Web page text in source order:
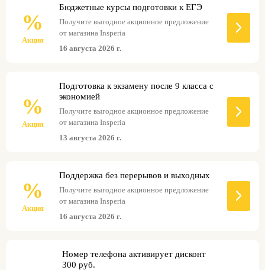
%
Акция
Бюджетные курсы подготовки к ЕГЭ
Получите выгодное акционное предложение
от магазина Insperia
16 августа 2026 г.
%
Акция
Подготовка к экзамену после 9 класса с
экономией
Получите выгодное акционное предложение
от магазина Insperia
13 августа 2026 г.
%
Акция
Поддержка без перерывов и выходных
Получите выгодное акционное предложение
от магазина Insperia
16 августа 2026 г.
Номер телефона активирует дисконт
300 руб.